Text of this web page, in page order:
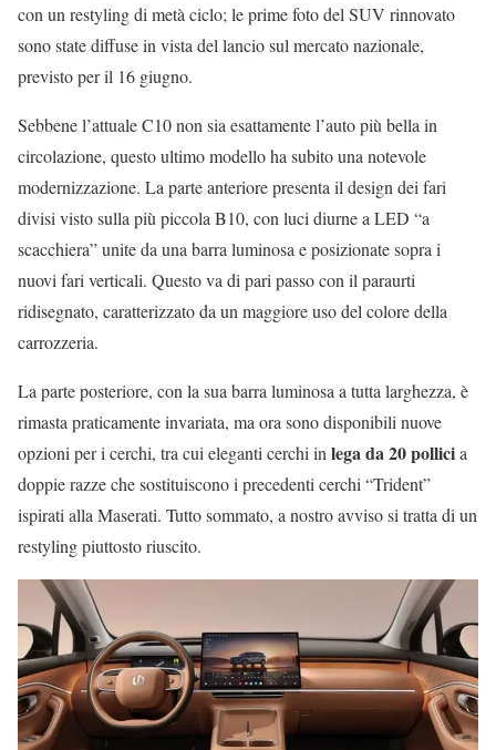
con un restyling di metà ciclo; le prime foto del SUV rinnovato
sono state diffuse in vista del lancio sul mercato nazionale,
previsto per il 16 giugno.
Sebbene l’attuale C10 non sia esattamente l’auto più bella in
circolazione, questo ultimo modello ha subito una notevole
modernizzazione. La parte anteriore presenta il design dei fari
divisi visto sulla più piccola B10, con luci diurne a LED “a
scacchiera” unite da una barra luminosa e posizionate sopra i
nuovi fari verticali. Questo va di pari passo con il paraurti
ridisegnato, caratterizzato da un maggiore uso del colore della
carrozzeria.
La parte posteriore, con la sua barra luminosa a tutta larghezza, è
rimasta praticamente invariata, ma ora sono disponibili nuove
opzioni per i cerchi, tra cui eleganti cerchi in lega da 20 pollicia
doppie razze che sostituiscono i precedenti cerchi “Trident”
ispirati alla Maserati. Tutto sommato, a nostro avviso si tratta di un
restyling piuttosto riuscito.